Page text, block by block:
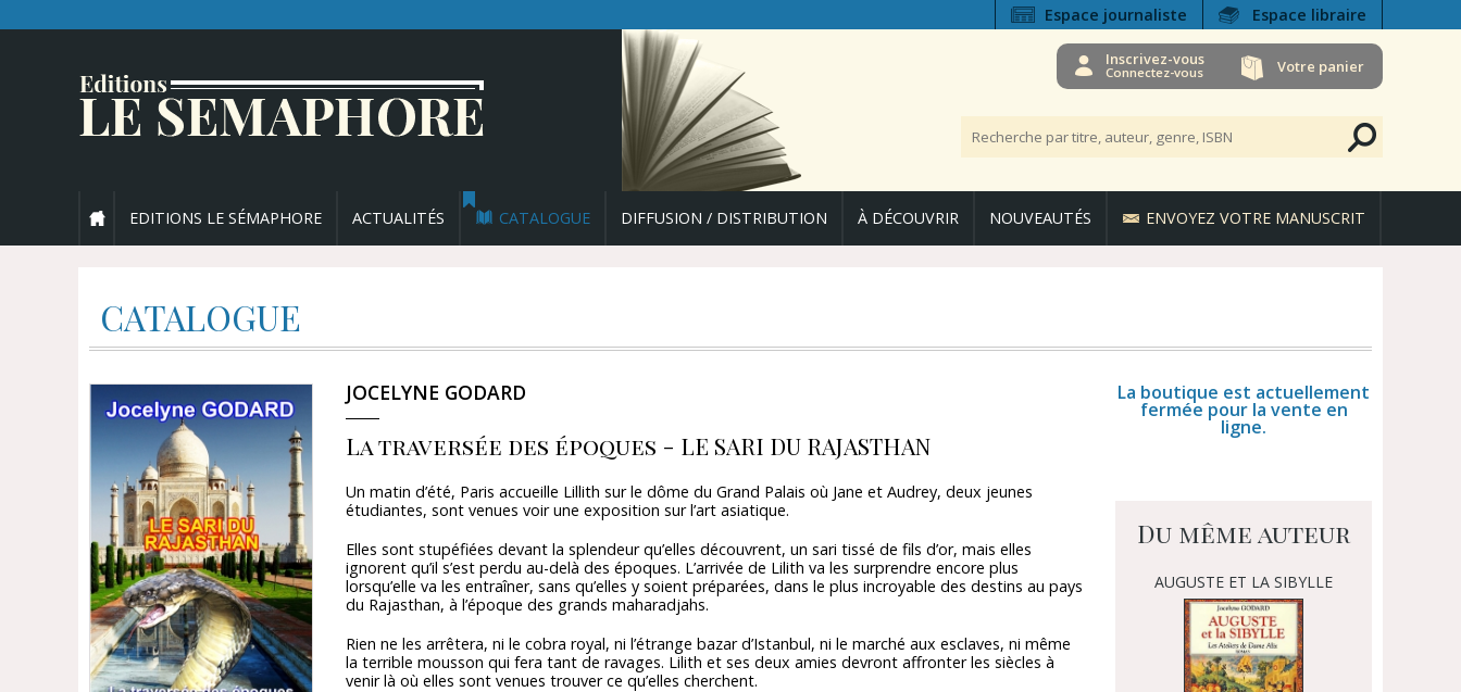
Espace journaliste Espace libraire
Inscrivez-vous
Connectez-vous Votre panier
EDITIONS LE SÉMAPHORE ACTUALITÉS CATALOGUE DIFFUSION / DISTRIBUTION À DÉCOUVRIR NOUVEAUTÉS ENVOYEZ VOTRE MANUSCRIT
CATALOGUE
JOCELYNE GODARD
La traversée des époques - LE SARI DU RAJASTHAN
Un matin d’été, Paris accueille Lillith sur le dôme du Grand Palais où Jane et Audrey, deux jeunes
étudiantes, sont venues voir une exposition sur l’art asiatique.
Elles sont stupéfiées devant la splendeur qu’elles découvrent, un sari tissé de fils d’or, mais elles
ignorent qu’il s’est perdu au-delà des époques. L’arrivée de Lilith va les surprendre encore plus
lorsqu’elle va les entraîner, sans qu’elles y soient préparées, dans le plus incroyable des destins au pays
du Rajasthan, à l’époque des grands maharadjahs.
Rien ne les arrêtera, ni le cobra royal, ni l’étrange bazar d’Istanbul, ni le marché aux esclaves, ni même
la terrible mousson qui fera tant de ravages. Lilith et ses deux amies devront affronter les siècles à
venir là où elles sont venues trouver ce qu’elles cherchent.
La boutique est actuellement
fermée pour la vente en
ligne.
Du même auteur
AUGUSTE ET LA SIBYLLE